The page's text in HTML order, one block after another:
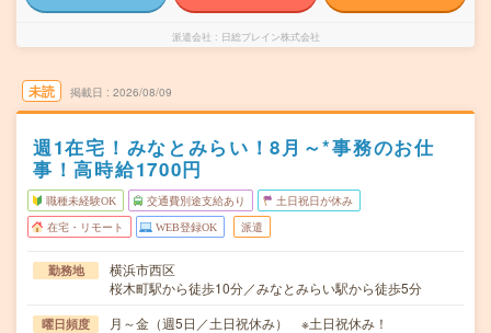
派遣会社 日総ブレイン株式会社
未読 掲載日 2026/08/09
週1在宅！みなとみらい！8月～*事務のお仕
事！高時給1700円
職種未経験OK 交通費別途支給あり 土日祝日が休み
在宅・リモート WEB登録OK 派遣
勤務地
横浜市西区
桜木町駅から徒歩10分／みなとみらい駅から徒歩5分
曜日頻度 月～金（週5日／土日祝休み） ※土日祝休み！